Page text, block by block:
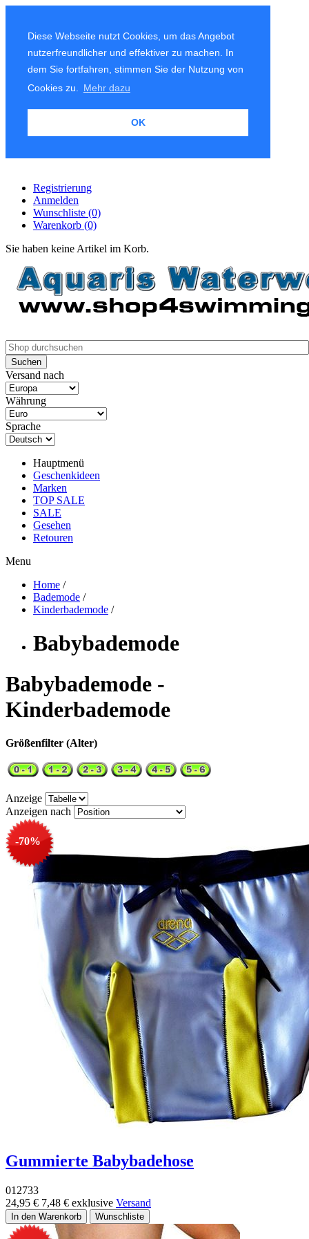
Diese Webseite nutzt Cookies, um das Angebot
nutzerfreundlicher und effektiver zu machen. In
dem Sie fortfahren, stimmen Sie der Nutzung von
Cookies zu.
Mehr dazu
OK
Registrierung
Anmelden
Wunschliste (0)
Warenkorb (0)
Sie haben keine Artikel im Korb.
Versand nach
Währung
Sprache
Hauptmenü
Geschenkideen
Marken
TOP SALE
SALE
Gesehen
Retouren
Menu
Home /
Bademode /
Kinderbademode /
Babybademode
Babybademode -
Kinderbademode
Größenfilter (Alter)
Anzeige
Anzeigen nach
-70%
Gummierte Babybadehose
012733
24,95 € 7,48 € exklusive Versand